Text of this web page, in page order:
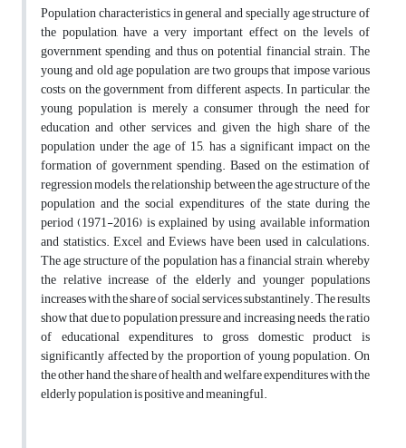
Population characteristics in general and specially age structure of
the population, have a very important effect on the levels of
government spending and thus on potential financial strain. The
young and old age population are two groups that impose various
costs on the government from different aspects. In particular, the
young population is merely a consumer through the need for
education and other services and, given the high share of the
population under the age of 15, has a significant impact on the
formation of government spending. Based on the estimation of
regression models, the relationship between the age structure of the
population and the social expenditures of the state during the
period (1971-2016) is explained by using available information
and statistics. Excel and Eviews have been used in calculations.
The age structure of the population has a financial strain, whereby
the relative increase of the elderly and younger populations
increases with the share of social services substantinely. The results
show that due to population pressure and increasing needs, the ratio
of educational expenditures to gross domestic product is
significantly affected by the proportion of young population. On
the other hand, the share of health and welfare expenditures with the
elderly population is positive and meaningful.